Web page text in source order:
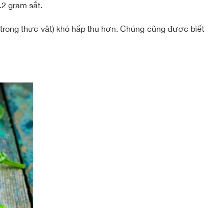
gram sắt.
thực vật) khó hấp thu hơn. Chúng cũng được biết